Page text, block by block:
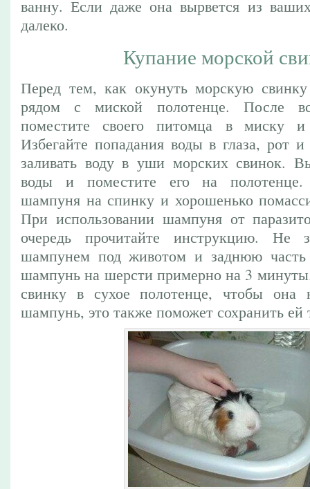
ванну. Если даже она вырвется из
далеко.
Купание морской
Перед тем, как окунуть морскую свинку
рядом с миской полотенце. После
поместите своего питомца в миску
Избегайте попадания воды в глаза, рот
заливать воду в уши морских свинок.
воды и поместите его на полотенце.
шампуня на спинку и хорошенько
При использовании шампуня от
очередь прочитайте инструкцию. Не
шампунем под животом и заднюю часть
шампунь на шерсти примерно на 3
свинку в сухое полотенце, чтобы она
шампунь, это также поможет сохранить ей